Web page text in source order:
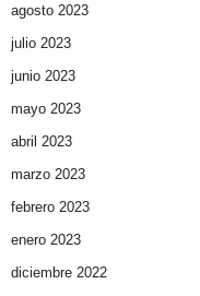
agosto 2023
julio 2023
junio 2023
mayo 2023
abril 2023
marzo 2023
febrero 2023
enero 2023
diciembre 2022